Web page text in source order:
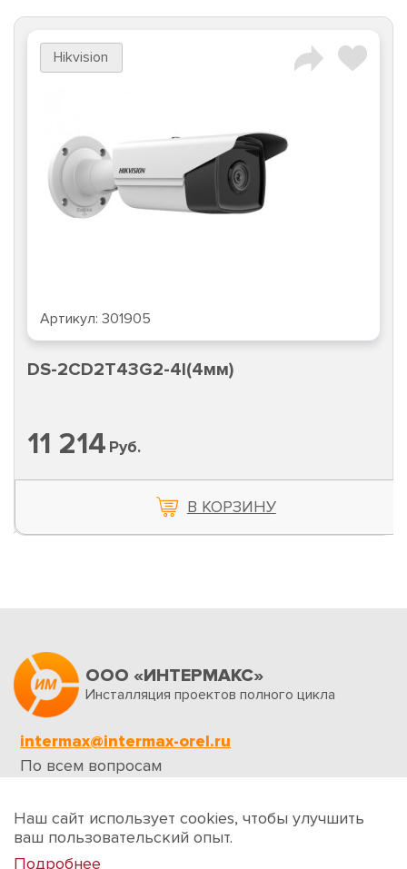
Hikvision
Артикул: 301905
DS-2CD2T43G2-4I(4мм)
11 214 Руб.
В КОРЗИНУ
ООО «ИНТЕРМАКС»
Инсталляция проектов полного цикла
intermax@intermax-orel.ru
По всем вопросам
Обратная связь
Наш сайт использует cookies, чтобы улучшить
ваш пользовательский опыт.
Подробнее